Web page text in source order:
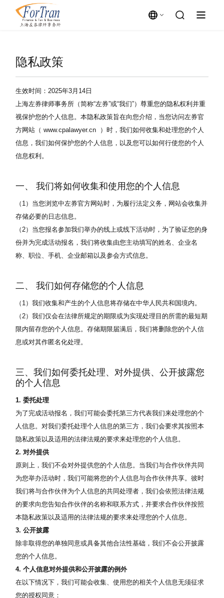
隐私政策
生效时间：2025年3月14日
上海左券律师事务所（简称“左券”或“我们”）尊重您的隐私权利并重
视保护您的个人信息。本隐私政策旨在向您介绍，当您访问左券官
方网站（ www.cpalawyer.cn ）时，我们如何收集和处理您的个人
信息，我们如何保护您的个人信息，以及您可以如何行使您的个人
信息权利。
一、 我们将如何收集和使用您的个人信息
（1）当您浏览中左券官方网站时，为履行法定义务，网站会收集并
存储必要的日志信息。
（2）当您报名参加我们举办的线上或线下活动时，为了验证您的身
份并为完成活动报名，我们将收集由您主动填写的姓名、企业名
称、职位、手机、企业邮箱以及参会方式信息。
二、 我们如何存储您的个人信息
（1）我们收集和产生的个人信息将存储在中华人民共和国境内。
（2）我们仅会在法律所规定的期限或为实现处理目的所需的最短期
限内留存您的个人信息。存储期限届满后，我们将删除您的个人信
息或对其作匿名化处理。
三、我们如何委托处理、对外提供、公开披露您
的个人信息
1. 委托处理
为了完成活动报名，我们可能会委托第三方代表我们来处理您的个
人信息。对我们委托处理个人信息的第三方，我们会要求其按照本
隐私政策以及适用的法律法规的要求来处理您的个人信息。
2. 对外提供
原则上，我们不会对外提供您的个人信息。当我们与合作伙伴共同
为您举办活动时，我们可能将您的个人信息与合作伙伴共享。彼时
我们将与合作伙伴为个人信息的共同处理者，我们会依照法律法规
的要求向您告知合作伙伴的名称和联系方式，并要求合作伙伴按照
本隐私政策以及适用的法律法规的要求来处理您的个人信息。
3. 公开披露
除非取得您的单独同意或具备其他合法性基础，我们不会公开披露
您的个人信息。
4. 个人信息对外提供和公开披露的例外
在以下情况下，我们可能会收集、使用您的相关个人信息无须征求
您的授权同意：